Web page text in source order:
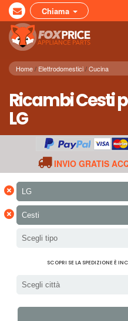
Chiama
Home Elettrodomestici Cucina
Ricambi Cesti
LG
INVIO GRATIS
× LG
× Cesti
Scegli tipo
SCOPRI SE LA SPEDIZIONE È
Scegli città